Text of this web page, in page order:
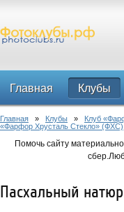
Главная Клубы
Форум
Главная » Клубы » Клуб
«Фарфор Хрусталь Стекло» (ФХС)
Помочь сайту
Пасхальный